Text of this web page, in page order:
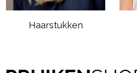
Haarstukken